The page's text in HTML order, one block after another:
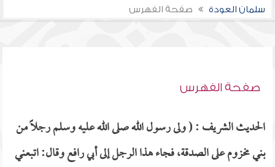
سلمان العودة
صفحة الفهرس
صفحة الفهرس
الحديث الشريف : ( ولى رسول الله صلى الله عليه وسلم رجلاً من
بني مخزوم على الصدقة، فجاء هذا الرجل إلى أبي رافع وقال: اتبعني